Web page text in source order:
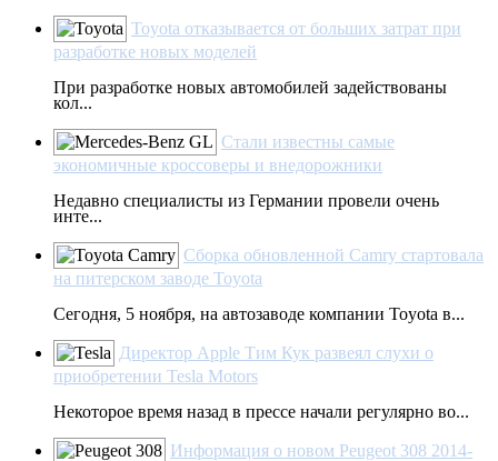
Toyota отказывается от больших затрат при
разработке новых моделей
При разработке новых автомобилей задействованы
кол...
Стали известны самые
экономичные кроссоверы и внедорожники
Недавно специалисты из Германии провели очень
инте...
Сборка обновленной Camry стартовала
на питерском заводе Toyota
Сегодня, 5 ноября, на автозаводе компании Toyota в...
Директор Apple Тим Кук развеял слухи о
приобретении Tesla Motors
Некоторое время назад в прессе начали регулярно во...
Информация о новом Peugeot 308 2014-